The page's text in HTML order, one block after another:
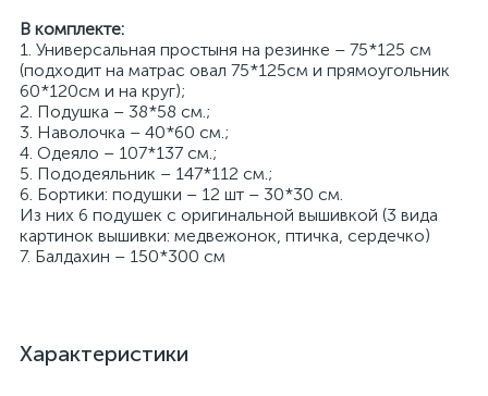
В комплекте:
1. Универсальная простыня на резинке – 75*125 см
(подходит на матрас овал 75*125см и прямоугольник
60*120см и на круг);
2. Подушка – 38*58 см.;
3. Наволочка – 40*60 см.;
4. Одеяло – 107*137 см.;
5. Пододеяльник – 147*112 см.;
6. Бортики: подушки – 12 шт – 30*30 см.
Из них 6 подушек с оригинальной вышивкой (3 вида
картинок вышивки: медвежонок, птичка, сердечко)
7. Балдахин – 150*300 см
Характеристики